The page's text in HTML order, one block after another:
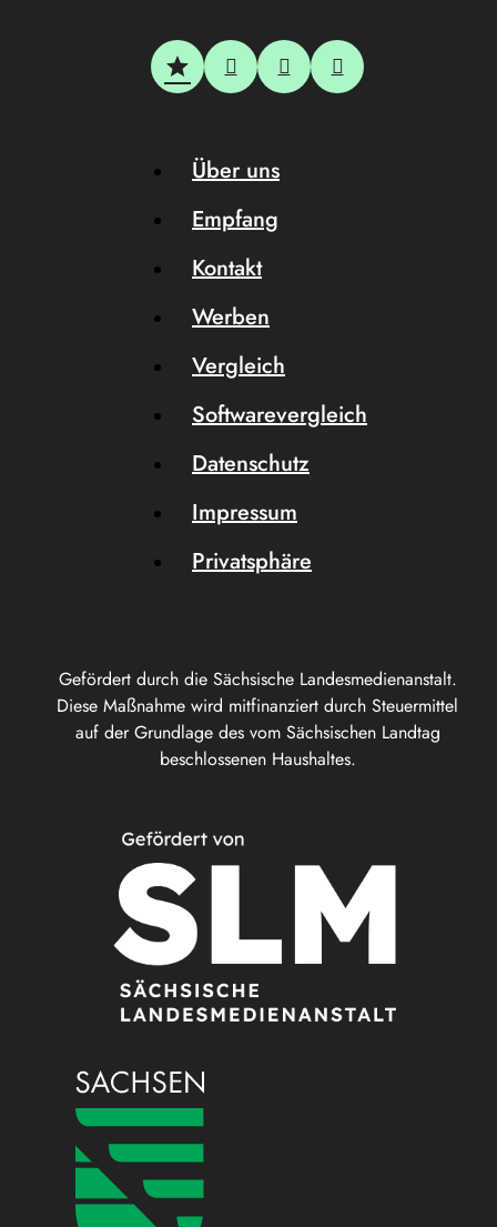
Gefördert durch die Sächsische Landesmedienanstalt.
Diese Maßnahme wird mitfinanziert durch Steuermittel
auf der Grundlage des vom Sächsischen Landtag
beschlossenen Haushaltes.
Über uns
Empfang
Kontakt
Werben
Vergleich
Softwarevergleich
Datenschutz
Impressum
Privatsphäre